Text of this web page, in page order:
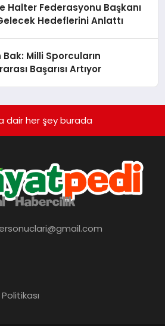
Halter Federasyonu Başkanı
Hedeflerini Anlattı
Bak: Milli Sporcuların
Başarısı Artıyor
dair her şey burada